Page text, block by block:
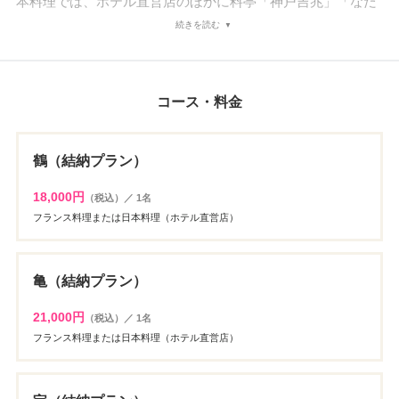
万」「つる家」「東京竹葉亭」から指定できるのも魅力で
ポイント。ホテル自慢の料理が、結納という祝いの席を一層
続きを読む
コース・料金
鶴（結納プラン）
18,000円
（税込）／ 1名
フランス料理または日本料理（ホテル直営店）
亀（結納プラン）
21,000円
（税込）／ 1名
フランス料理または日本料理（ホテル直営店）